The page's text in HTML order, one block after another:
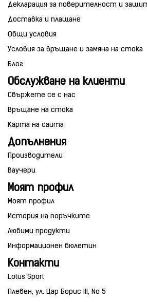
Декларация за поверителност и
Доставка и плащане
Общи условия
Условия за връщане и замяна на стока
Блог
Обслужване на клиенти
Свържете се с нас
Връщане на стока
Карта на сайта
Допълнения
Производители
Ваучери
Моят профил
Моят профил
История на поръчките
Любими продукти
Информационен бюлетин
Контакти
Lotus Sport
Плевен, ул. Цар Борис III, No 5